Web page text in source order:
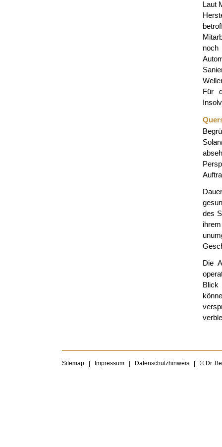
Laut
Für
des
Die
Blick
Sitemap Impressum Datenschutzhinweis © Dr.